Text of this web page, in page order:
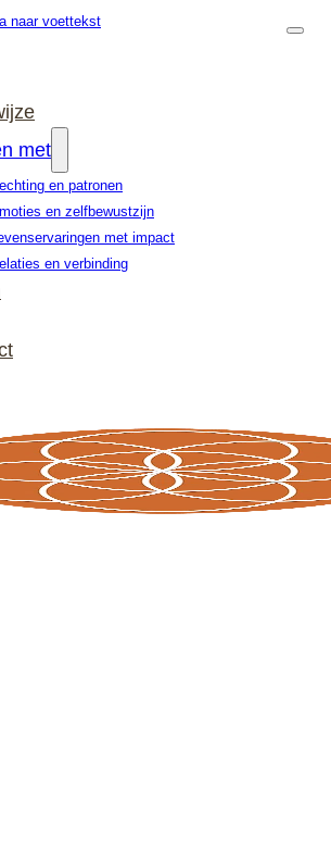
naar voettekst
met
en patronen
en zelfbewustzijn
met impact
en verbinding